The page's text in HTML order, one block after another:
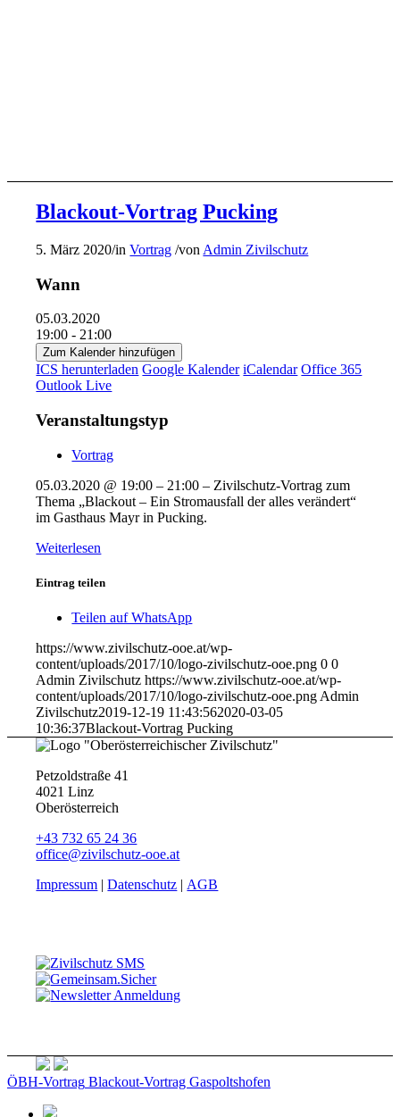
Blackout-Vortrag Pucking
5. März 2020/inVortrag /von Admin Zivilschutz
Wann
05.03.2020
19:00 - 21:00
Zum Kalender hinzufügen
ICS herunterladen Google Kalender iCalendar Office 365
Outlook Live
Veranstaltungstyp
Vortrag
05.03.2020 @ 19:00 – 21:00 – Zivilschutz-Vortrag zum
Thema „Blackout – Ein Stromausfall der alles verändert“
im Gasthaus Mayr in Pucking.
Weiterlesen
Eintrag teilen
Teilen auf WhatsApp
https://www.zivilschutz-ooe.at/wp-
content/uploads/2017/10/logo-zivilschutz-ooe.png 0 0
Admin Zivilschutz https://www.zivilschutz-ooe.at/wp-
content/uploads/2017/10/logo-zivilschutz-ooe.png Admin
Zivilschutz2019-12-19 11:43:562020-03-05
10:36:37Blackout-Vortrag Pucking
Petzoldstraße 41
4021 Linz
Oberösterreich
+43 732 65 24 36
office@zivilschutz-ooe.at
Impressum |Datenschutz | AGB
ÖBH-Vortrag Blackout-Vortrag Gaspoltshofen